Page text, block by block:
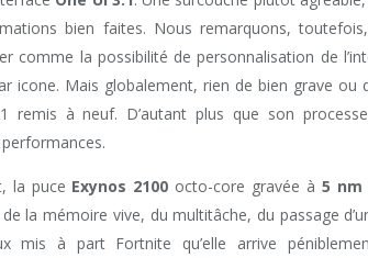
bien faites. Nous remarquons,
comme la possibilité de personnalisation de
icone. Mais globalement, rien de bien grave ou
remis à neuf. D’autant plus que son
la puce Exynos 2100 octo-core gravée à 5 nm
la mémoire vive, du multitâche, du passage
mis à part Fortnite qu’elle arrive